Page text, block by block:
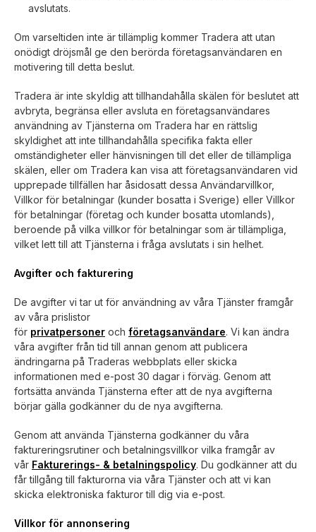
avslutats.
Om varseltiden inte är tillämplig kommer Tradera att utan
onödigt dröjsmål ge den berörda företagsanvändaren en
motivering till detta beslut.
Tradera är inte skyldig att tillhandahålla skälen för beslutet att
avbryta, begränsa eller avsluta en företagsanvändares
användning av Tjänsterna om Tradera har en rättslig
skyldighet att inte tillhandahålla specifika fakta eller
omständigheter eller hänvisningen till det eller de tillämpliga
skälen, eller om Tradera kan visa att företagsanvändaren vid
upprepade tillfällen har åsidosatt dessa Användarvillkor,
Villkor för betalningar (kunder bosatta i Sverige) eller Villkor
för betalningar (företag och kunder bosatta utomlands),
beroende på vilka villkor för betalningar som är tillämpliga,
vilket lett till att Tjänsterna i fråga avslutats i sin helhet.
Avgifter och fakturering
De avgifter vi tar ut för användning av våra Tjänster framgår
av våra prislistor
för privatpersoner och företagsanvändare. Vi kan ändra
våra avgifter från tid till annan genom att publicera
ändringarna på Traderas webbplats eller skicka
informationen med e-post 30 dagar i förväg. Genom att
fortsätta använda Tjänsterna efter att de nya avgifterna
börjar gälla godkänner du de nya avgifterna.
Genom att använda Tjänsterna godkänner du våra
faktureringsrutiner och betalningsvillkor vilka framgår av
vår Fakturerings- & betalningspolicy. Du godkänner att du
får tillgång till fakturorna via våra Tjänster och att vi kan
skicka elektroniska fakturor till dig via e-post.
Villkor för annonsering